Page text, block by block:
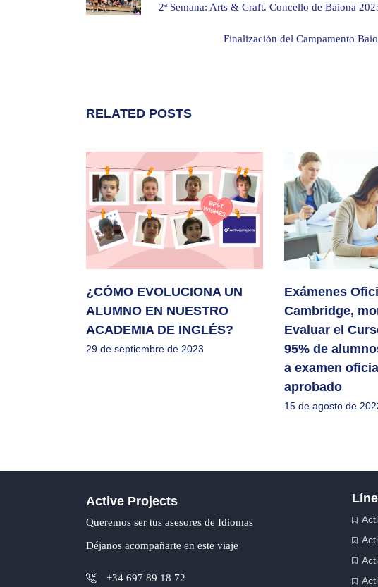
2ª Semana: Arts & Craft. Concello de Baiona
Finalización del Campamento
RELATED POSTS
¿CÓMO EVOLUCIONA UN
ALUMNO EN NUESTRO
ACADEMIA DE INGLÉS?
29 de septiembre de 2023
Exámenes
Cambridge,
Evaluar el
95% de
a examen
aprobado
15 de agosto de
Active Projects
Queremos ser tus asesores de Idiomas
Déjanos acompañarte en este viaje
+34 697 89 18 72